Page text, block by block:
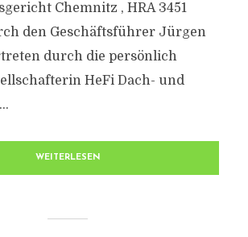
Chemnitz , HRA 3451
den Geschäftsführer Jürgen
durch die persönlich
HeFi Dach- und
WEITERLESEN